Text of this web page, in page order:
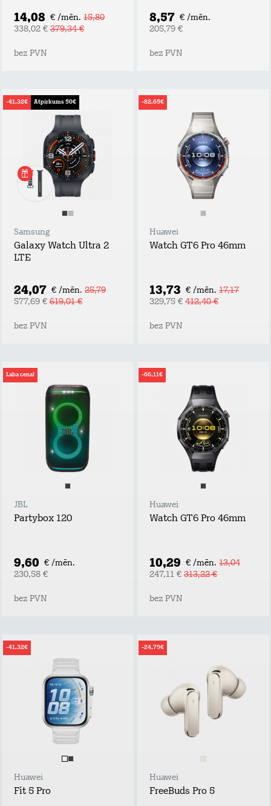
14,08 € /mēn. 15,80
338,02 € 379,34 €
bez PVN
8,57 € /mēn.
205,79 €
bez PVN
-41,32€ Atpirkums 50€
Samsung
Galaxy Watch Ultra 2
LTE
24,07 € /mēn. 25,79
577,69 € 619,01 €
bez PVN
-82,65€
Huawei
Watch GT6 Pro 46mm
13,73 € /mēn. 17,17
329,75 € 412,40 €
bez PVN
Laba cena!
JBL
Partybox 120
9,60 € /mēn.
230,58 €
bez PVN
-66,11€
Huawei
Watch GT6 Pro 46mm
10,29 € /mēn. 13,04
247,11 € 313,22 €
bez PVN
-41,32€
Huawei
Fit 5 Pro
-24,79€
Huawei
FreeBuds Pro 5